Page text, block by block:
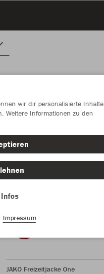
JAKO Freizeitjacke One
wir dir personalisierte Inhalte
Weitere Informationen zu den
Impressum